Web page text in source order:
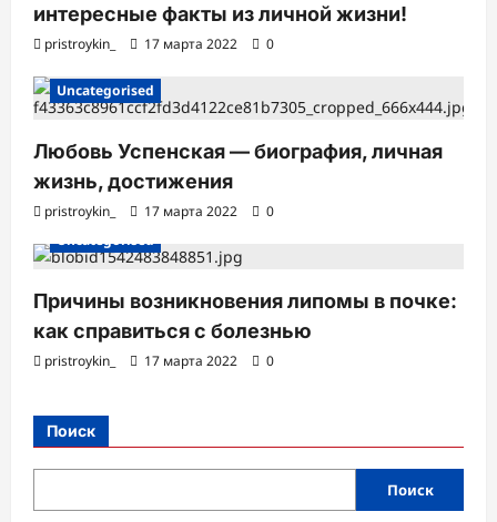
интересные факты из личной жизни!
pristroykin_ 17 марта 2022 0
Uncategorised
Любовь Успенская — биография, личная
жизнь, достижения
pristroykin_ 17 марта 2022
0
Uncategorised
Причины возникновения липомы в почке:
как справиться с болезнью
pristroykin_ 17 марта 2022 0
Поиск
Поиск